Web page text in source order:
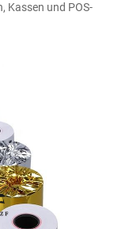
Kassen und POS-